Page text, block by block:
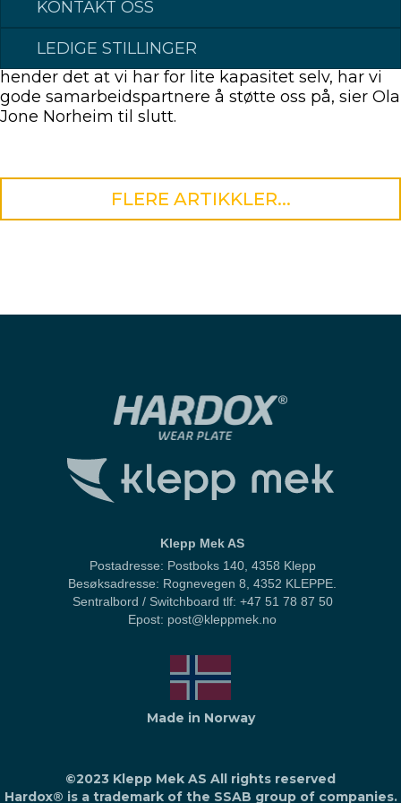
KONTAKT OSS
LEDIGE STILLINGER
med reparasjon av utstyr, alt fra kappmaskiner,
gravemaskinstikker og dumpere, til å sette inn
nye foringer i utstyr som får slark i alle ledd. Og
hender det at vi har for lite kapasitet selv, har vi
gode samarbeidspartnere å støtte oss på, sier Ola
Jone Norheim til slutt.
FLERE ARTIKKLER...
Klepp Mek AS
Postadresse: Postboks 140, 4358 Klepp
Besøksadresse: Rognevegen 8, 4352 KLEPPE.
Sentralbord / Switchboard tlf: +47 51 78 87 50
Epost: post@kleppmek.no
Made in Norway
©2023 Klepp Mek AS All rights reserved
Hardox® is a trademark of the SSAB group of companies.